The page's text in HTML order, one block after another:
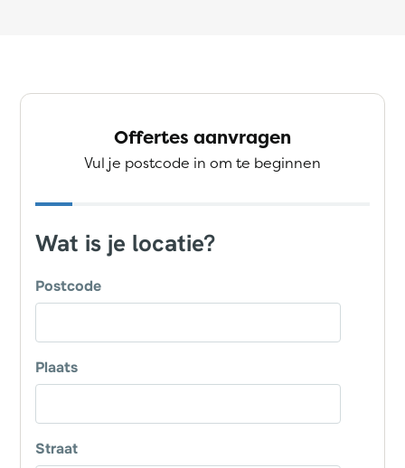
Offertes aanvragen
Vul je postcode in om te beginnen